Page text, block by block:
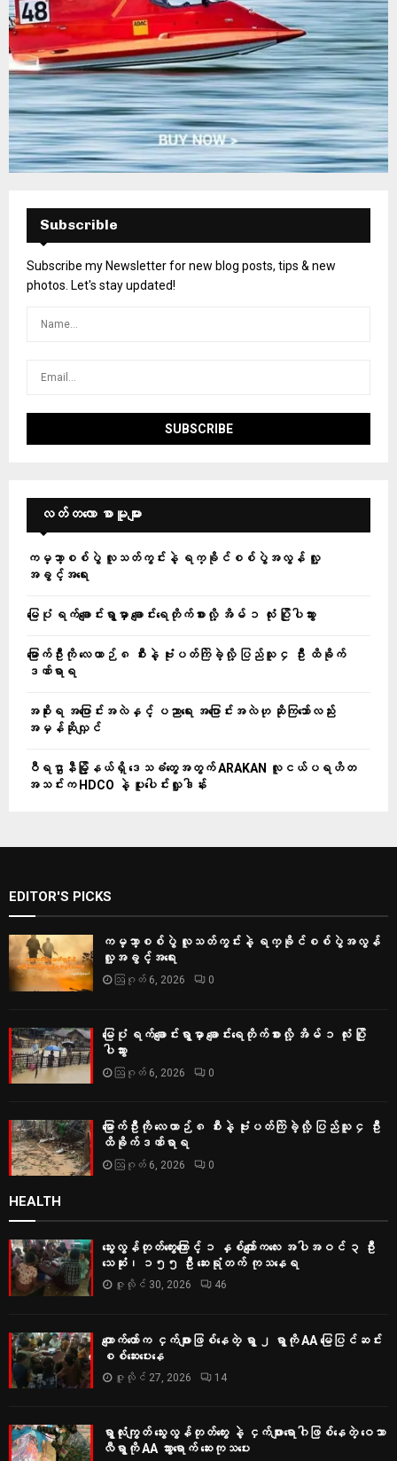
Subscrible
Subscribe my Newsletter for new blog posts, tips & new
photos. Let's stay updated!
လတ်တ‌လော စာမူများ
ကမ္ဘာ့စစ်ပွဲ လူသတ်ကွင်းနဲ့ ရက္ခိုင်စစ်ပွဲအလွန် လူ့
အခွင့်အရေး
မြေပုံ ရက်ချောင်းရွာမှာ ချောင်းရေတိုက်စားလို့ အိမ် ၁ လုံး ပြိုပါသွား
မြောက်ဦးကို လေယာဉ် ၈ စီးနဲ့ ဗုံးပတ်ကြဲခဲ့လို့ ပြည်သူ ၄ ဦး ထိခိုက်
ဒဏ်ရာရ
အစိုးရ အပြောင်းအလဲနှင့် ပညာရေး အပြောင်းအလဲဟု ဆိုကြသော်လည်း
အမှန်ဆိုလျှင်
ဝီရဌာနီမြို့နယ်ရှိ‌ ဒေသခံတွေအတွက် ARAKAN လူငယ်ပရဟိတ
အသင်းက HDCO နဲ့ ပူးပေါင်းလှူဒါန်း
EDITOR'S PICKS
ကမ္ဘာ့စစ်ပွဲ လူသတ်ကွင်းနဲ့ ရက္ခိုင်စစ်ပွဲအလွန်
လူ့အခွင့်အရေး
ဩဂုတ် 6, 2026 0
မြေပုံ ရက်ချောင်းရွာမှာ ချောင်းရေတိုက်စားလို့ အိမ် ၁ လုံး ပြို
ပါသွား
ဩဂုတ် 6, 2026 0
မြောက်ဦးကို လေယာဉ် ၈ စီးနဲ့ ဗုံးပတ်ကြဲခဲ့လို့ ပြည်သူ ၄ ဦး
ထိခိုက်ဒဏ်ရာရ
ဩဂုတ် 6, 2026 0
HEALTH
သွေးလွန်တုတ်ကွေးကြောင့် ၁ နှစ်ကျော်ကလေး အပါအဝင် ၃ ဦး
သေဆုံး၊ ၁၅၅ ဦး ဆေးရုံတက် ကုသနေရ
ဇူလိုင် 30, 2026 46
ကျောက်တော်က ငှက်ဖျားဖြစ်နေတဲ့ ရွာ ၂ ရွာကို AA မြေပြင်ဆင်း
စစ်‌ဆေးပေးနေ
ဇူလိုင် 27, 2026 14
ရွာလုံးကျွတ် သွေးလွန်တုတ်ကွေး နဲ့ ငှက်ဖျားရောဂါဖြစ်နေတဲ့ ဝေသာ
လီရွာကို AA သွားရောက် ဆေးကုသပေး